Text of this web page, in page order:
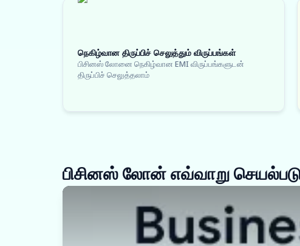
நெகிழ்வான திருப்பிச் செலுத்தும் விருப்பங்கள்
பிசினஸ் லோனை நெகிழ்வான EMI விருப்பங்களுடன்
திருப்பிச் செலுத்தலாம்
பிசினஸ் லோன் எவ்வாறு